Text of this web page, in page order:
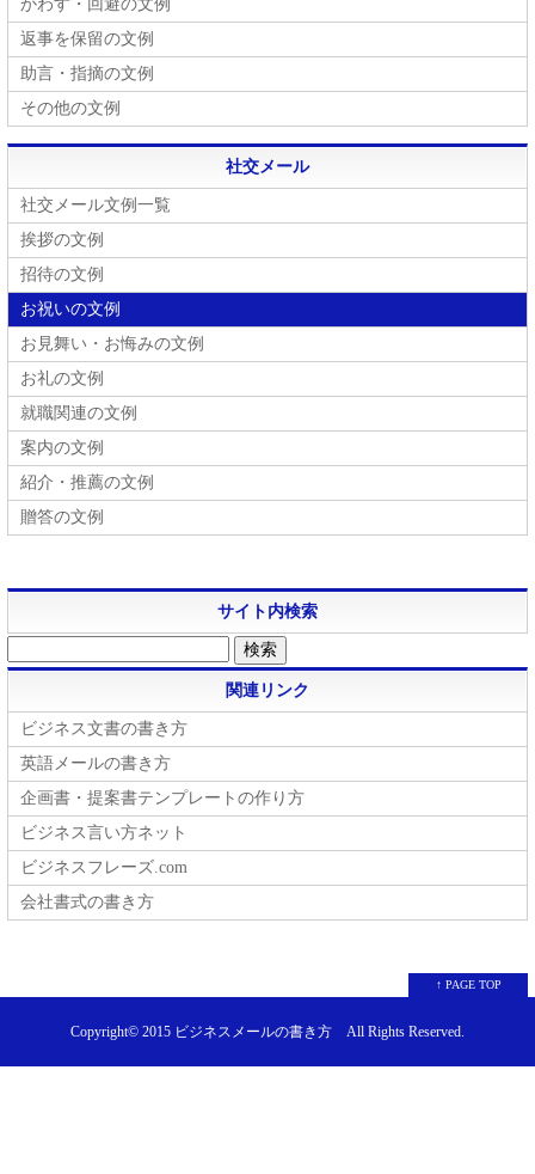
かわす・回避の文例
返事を保留の文例
助言・指摘の文例
その他の文例
社交メール
社交メール文例一覧
挨拶の文例
招待の文例
お祝いの文例
お見舞い・お悔みの文例
お礼の文例
就職関連の文例
案内の文例
紹介・推薦の文例
贈答の文例
サイト内検索
関連リンク
ビジネス文書の書き方
英語メールの書き方
企画書・提案書テンプレートの作り方
ビジネス言い方ネット
ビジネスフレーズ.com
会社書式の書き方
↑ PAGE TOP
Copyright© 2015 ビジネスメールの書き方 All Rights Reserved.